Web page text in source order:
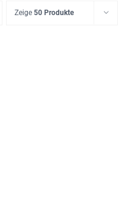
Zeige 50 Produkte